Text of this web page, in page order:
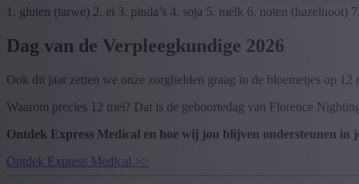
1. gluten (tarwe) 2. ei 3. pinda’s 4. soja 5. melk 6. noten
Dag van de Verpleegkundige 2026
Ook dit jaar zetten we onze zorghelden graag in de bloemetjes op
Waarom precies 12 mei? Dat is de geboortedag van Florence
Ontdek Express Medical en hoe wij jou blijven ondersteunen in
Ontdek Express Medical >>